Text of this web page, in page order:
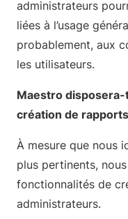
administrateurs
liées à l’usage
probablement, aux
les utilisateurs.
Maestro
création de
À mesure que nous
plus pertinents,
fonctionnalités de
administrateurs.